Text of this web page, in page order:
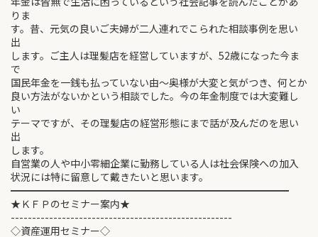
りま
す。昔、元気の良いご夫婦が二人連れでこられた相談事例を思い
出
します。ご主人は理髪店を経営していますが、52歳になった今ま
で
国民年金を一銭も払っていない由～奥様が大変と気がつき、何とか
良い方法がないかという相談でした。今の年金制度では大変難し
い
テーマですが、その理髪店の経営形態にまで話が及んだのを思い
出
します。
自営業の人や中小零細企業に勤務している人は社会保険への加入
状況には特に留意して戴きたいと思います。
━━━━━━━━━━━━━━━━━━━━━━━━━━━━
★ＫＦＰのセミナー案内★
----------------------------------------------------
◇資産運用セミナー◇